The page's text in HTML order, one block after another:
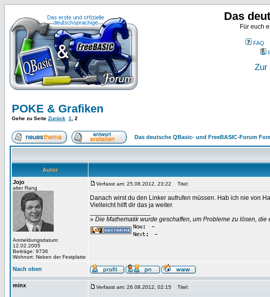
Das
Für euch
FAQ
Zur
POKE & Grafiken
Gehe zu Seite Zurück 1 2
Das deutsche QBasic- und FreeBASIC-Forum
Autor
Jojo
alter Rang
Anmeldungsdatum:
12.02.2005
Beiträge: 9736
Wohnort: Neben der Festplatte
Verfasst am: 25.08.2012, 23:22 Titel:
Danach wirst du den Linker aufrufen müssen. Hab ich nie von
Vielleicht hilft dir das ja weiter.
» Die Mathematik wurde geschaffen, um Probleme zu lösen,
Nach oben
minx Verfasst am: 26.08.2012, 02:15 Titel: